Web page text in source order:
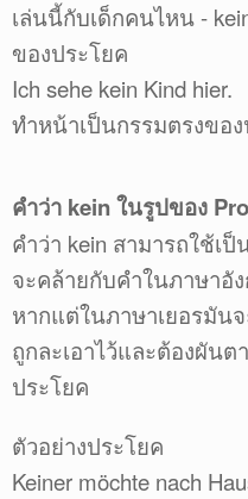
เล่นนี้กับเด็กคนไหน -
ของประโยค
Ich sehe kein Kind
ทำหน้าเป็นกรรมตรงขอ
คำว่า kein ในรูปของ
คำว่า kein สามารถใช้เ
จะคล้ายกับคำในภาษาอั
หากแต่ในภาษาเยอรมัน
ถูกละเอาไว้และต้องผัน
ประโยค
ตัวอย่างประโยค
Keiner möchte nach